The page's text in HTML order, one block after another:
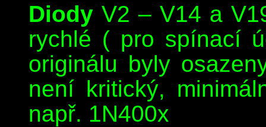
Diody V2 – V14 a
rychlé ( pro spínací
originálu byly
není kritický,
např. 1N400x